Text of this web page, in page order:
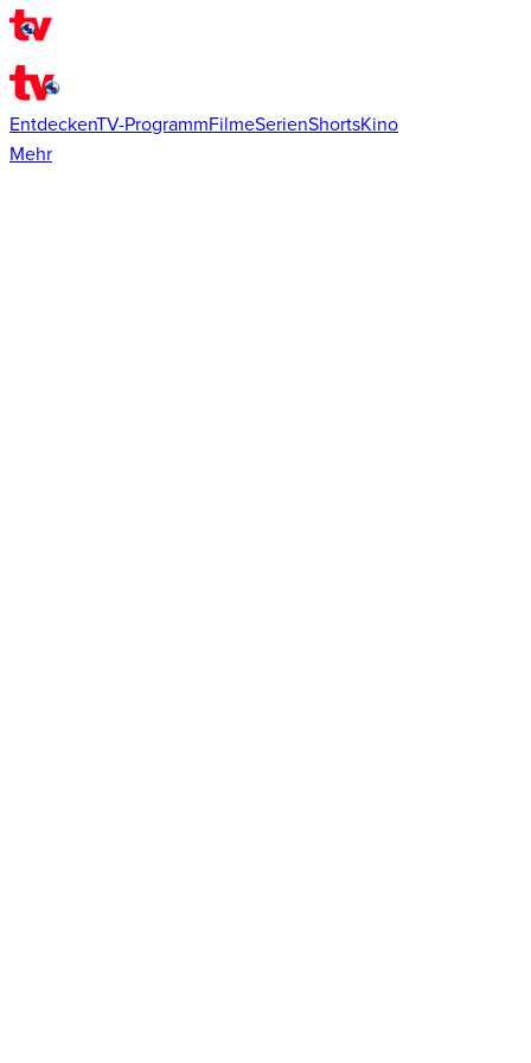
EntdeckenTV-ProgrammFilmeSerienShortsKino
Mehr